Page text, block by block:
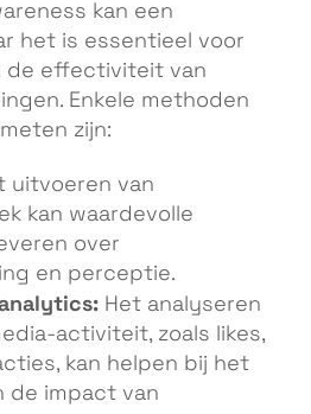
kan een
het is essentieel voor
de effectiviteit van
Enkele methoden
zijn:
uitvoeren van
kan waardevolle
over
en perceptie.
Het analyseren
activiteit, zoals likes,
kan helpen bij het
de impact van